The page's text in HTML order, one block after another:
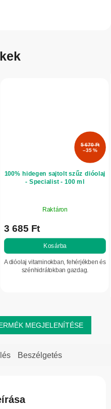
5 670 Ft
–35 %
100% hidegen sajtolt szűz dióolaj
- Specialist - 100 ml
Raktáron
3 685 Ft
Kosárba
A dióolaj vitaminokban, fehérjékben és
szénhidrátokban gazdag.
MEGJELENÍTÉSE
Beszélgetés